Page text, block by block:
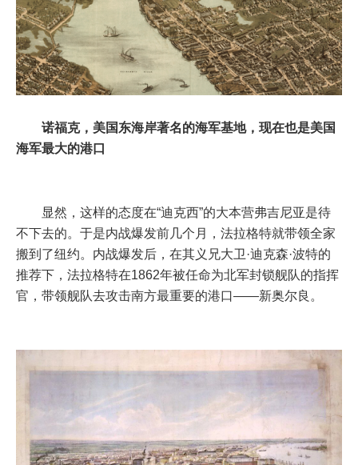
诺福克，美国东海岸著名的海军基地，现在也是美国
海军最大的港口
显然，这样的态度在“迪克西”的大本营弗吉尼亚是待
不下去的。于是内战爆发前几个月，法拉格特就带领全家
搬到了纽约。内战爆发后，在其义兄大卫·迪克森·波特的
推荐下，法拉格特在1862年被任命为北军封锁舰队的指挥
官，带领舰队去攻击南方最重要的港口——新奥尔良。